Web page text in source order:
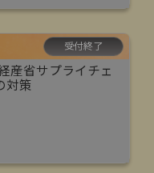
受付終了
産省サプライチェ
対策